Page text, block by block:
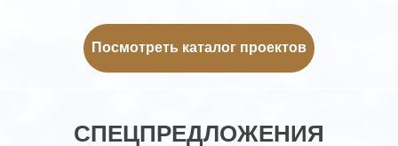
Посмотреть каталог проектов
СПЕЦПРЕДЛОЖЕНИЯ